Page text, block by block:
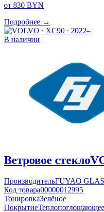
от 830 BYN
Подробнее →
В наличии
Ветровое стекло
ПроизводительFUYAO
Код товара00000012995
ТонировкаЗелёное
ПокрытиеТеплопоглощающее